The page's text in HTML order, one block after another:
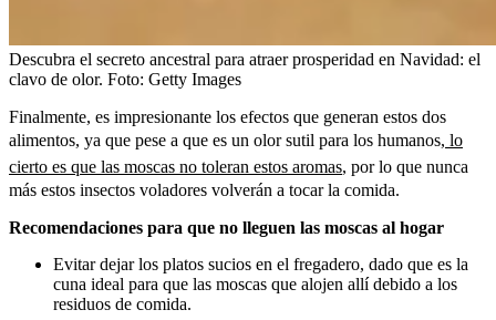
Descubra el secreto ancestral para atraer prosperidad en Navidad: el
clavo de olor. Foto: Getty Images
Finalmente, es impresionante los efectos que generan estos dos
alimentos, ya que pese a que es un olor sutil para los humanos, lo
cierto es que las moscas no toleran estos aromas, por lo que nunca
más estos insectos voladores volverán a tocar la comida.
Recomendaciones para que no lleguen las moscas al hogar
Evitar dejar los platos sucios en el fregadero, dado que es la
cuna ideal para que las moscas que alojen allí debido a los
residuos de comida.